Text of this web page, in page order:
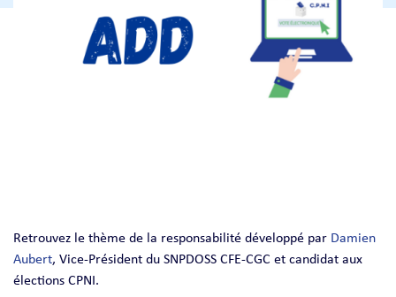
Retrouvez le thème de la responsabilité développé par Damien
Aubert, Vice-Président du SNPDOSS CFE-CGC et candidat aux
élections CPNI.